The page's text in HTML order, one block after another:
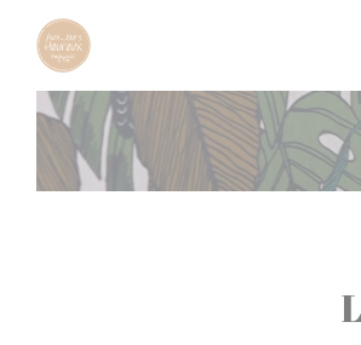
Personalización de sus opciones de cookies